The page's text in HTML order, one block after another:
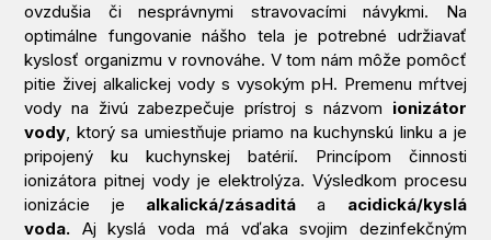
ovzdušia či nesprávnymi stravovacími návykmi. Na
optimálne fungovanie nášho tela je potrebné udržiavať
kyslosť organizmu v rovnováhe. V tom nám môže pomôcť
pitie živej alkalickej vody s vysokým pH. Premenu mŕtvej
vody na živú zabezpečuje prístroj s názvom ionizátor
vody, ktorý sa umiestňuje priamo na kuchynskú linku a je
pripojený ku kuchynskej batérií. Princípom činnosti
ionizátora pitnej vody je elektrolýza. Výsledkom procesu
ionizácie je alkalická/zásaditá a acidická/kyslá
voda. Aj kyslá voda má vďaka svojim dezinfekčným